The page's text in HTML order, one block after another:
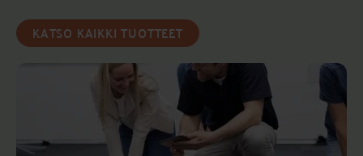
KATSO KAIKKI TUOTTEET